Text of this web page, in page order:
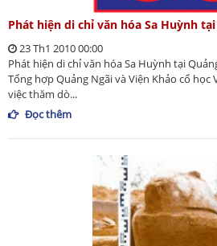
Phát hiện di chỉ văn hóa Sa Huỳnh
23 Th1 2010 00:00
Phát hiện di chỉ văn hóa Sa Huỳnh tại
Tổng hợp Quảng Ngãi và Viện Khảo cổ học
việc thăm dò...
Đọc thêm